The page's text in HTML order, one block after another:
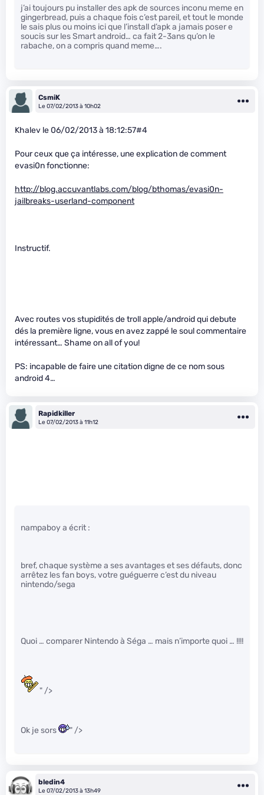
j’ai toujours pu installer des apk de sources inconu meme en
gingerbread, puis a chaque fois c’est pareil, et tout le monde
le sais plus ou moins ici que l’install d’apk a jamais poser e
soucis sur les Smart android… ca fait 2-3ans qu’on le
rabache, on a compris quand meme….
CsmiK
Le 07/02/2013 à 10h02
Khalev le 06/02/2013 à 18:12:57#4
Pour ceux que ça intéresse, une explication de comment
evasi0n fonctionne:
http://blog.accuvantlabs.com/blog/bthomas/evasi0n-
jailbreaks-userland-component
Instructif.
Avec routes vos stupidités de troll apple/android qui debute
dés la première ligne, vous en avez zappé le soul commentaire
intéressant… Shame on all of you!
PS: incapable de faire une citation digne de ce nom sous
android 4…
Rapidkiller
Le 07/02/2013 à 11h12
nampaboy a écrit :
bref, chaque système a ses avantages et ses défauts, donc
arrêtez les fan boys, votre guéguerre c’est du niveau
nintendo/sega
Quoi … comparer Nintendo à Séga … mais n’importe quoi … !!!!
" />
Ok je sors " />
bledin4
Le 07/02/2013 à 13h49